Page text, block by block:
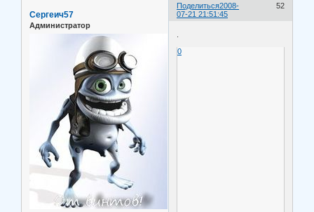
Поделиться 52
2008-
07-21 21:51:45
Сергеич57
Администратор
0